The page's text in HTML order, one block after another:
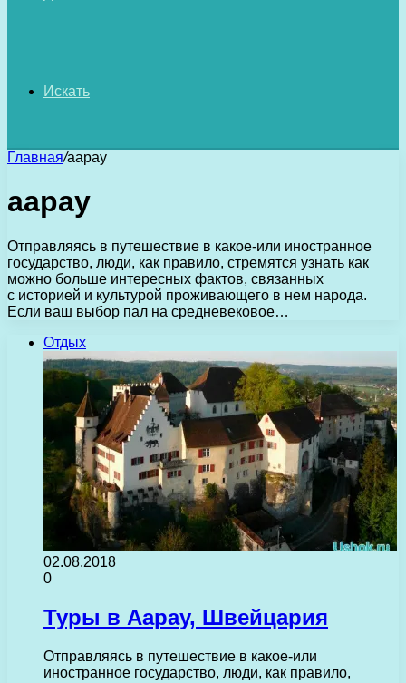
Искать
Главная/аарау
аарау
Отправляясь в путешествие в какое-или иностранное
государство, люди, как правило, стремятся узнать как
можно больше интересных фактов, связанных
с историей и культурой проживающего в нем народа.
Если ваш выбор пал на средневековое…
Отдых
02.08.2018
0
Туры в Аарау, Швейцария
Отправляясь в путешествие в какое-или
иностранное государство, люди, как правило,